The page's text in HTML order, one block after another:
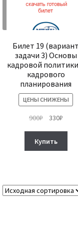
Билет 19 (вариант
задачи 3) Основы
кадровой
кадрового
планирования
ЦЕНЫ СНИЖЕНЫ
900₽
составляла
900₽.
330₽
Купить